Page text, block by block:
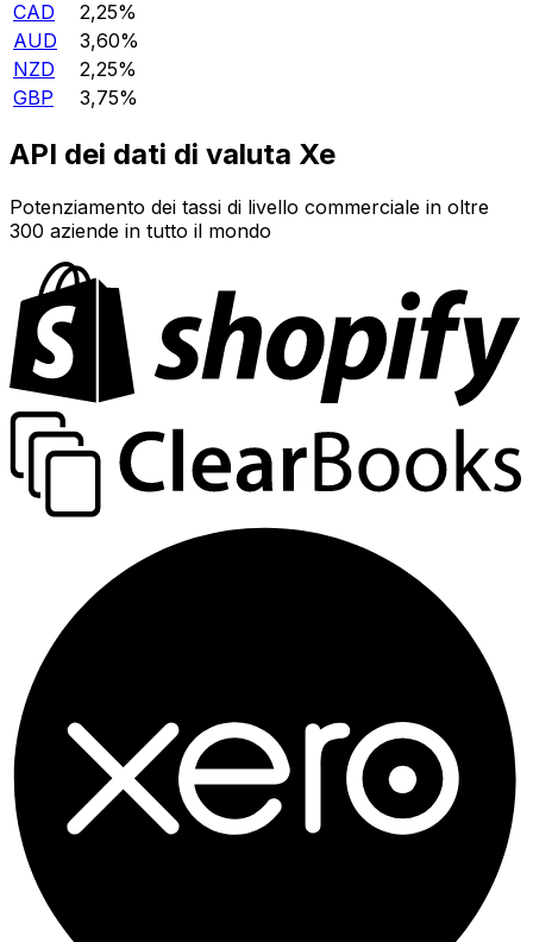
CAD
2,25%
AUD
3,60%
NZD
2,25%
GBP
3,75%
API dei dati di valuta Xe
Potenziamento dei tassi di livello commerciale in oltre
300 aziende in tutto il mondo